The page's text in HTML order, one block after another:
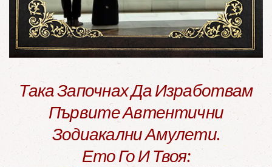
Така Започнах Да Изработвам
Първите Автентични
Зодиакални Амулети.
Ето Го И Твоя: